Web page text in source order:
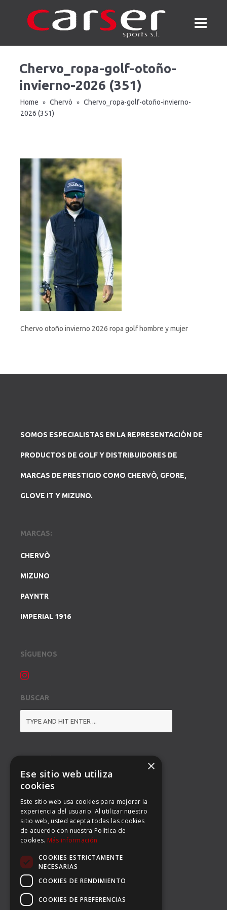
Chervo_ropa-golf-otoño-
invierno-2026 (351)
Home » Chervò »
Chervo_ropa-golf-otoño-invierno-
2026 (351)
Chervo otoño invierno 2026 ropa golf hombre y mujer
SOMOS ESPECIALISTAS EN LA REPRESENTACIÓN DE
PRODUCTOS DE GOLF Y DISTRIBUIDORES DE
MARCAS DE PRESTIGIO COMO CHERVÒ, GFORE,
GLOVE IT Y MIZUNO.
MARCAS:
CHERVÒ
MIZUNO
PAYNTR
IMPERIAL 1916
SÍGUENOS
BUSCAR
BALMES 92, 3º 1ª B
08008 BARCELONA
TEL: (34) 93 363 53 97
FAX: (34) 93 396 90 14
EMAIL:INFO@CARSERSPORTS.COM
×
Ese sitio web utiliza
cookies
Este sitio web usa cookies para mejorar la
experiencia del usuario. Al utilizar nuestro
sitio web, usted acepta todas las cookies
de acuerdo con nuestra Política de
cookies. Más información
COOKIES ESTRICTAMENTE
NECESARIAS
COOKIES DE RENDIMIENTO
COOKIES DE PREFERENCIAS